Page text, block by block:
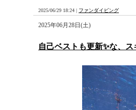
2025/06/29 18:24 | ファンダイビング
2025年06月28日(土)
自己ベストも更新✨な、ス